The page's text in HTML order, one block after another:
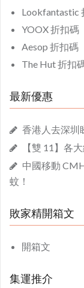
Lookfantastic
YOOX 折扣碼
Aesop 折扣碼
The Hut 折扣
最新優惠
香港人去深圳
【雙 11】各
中國移動
蚊！
敗家精開箱文
開箱文
集運推介